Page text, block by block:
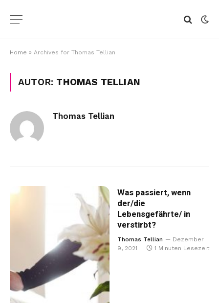
Home » Archives for Thomas Tellian
AUTOR: THOMAS TELLIAN
Thomas Tellian
Was passiert, wenn
der/die
Lebensgefährte/ in
verstirbt?
Thomas Tellian
Dezember
9, 2021
1 Minuten Lesezeit